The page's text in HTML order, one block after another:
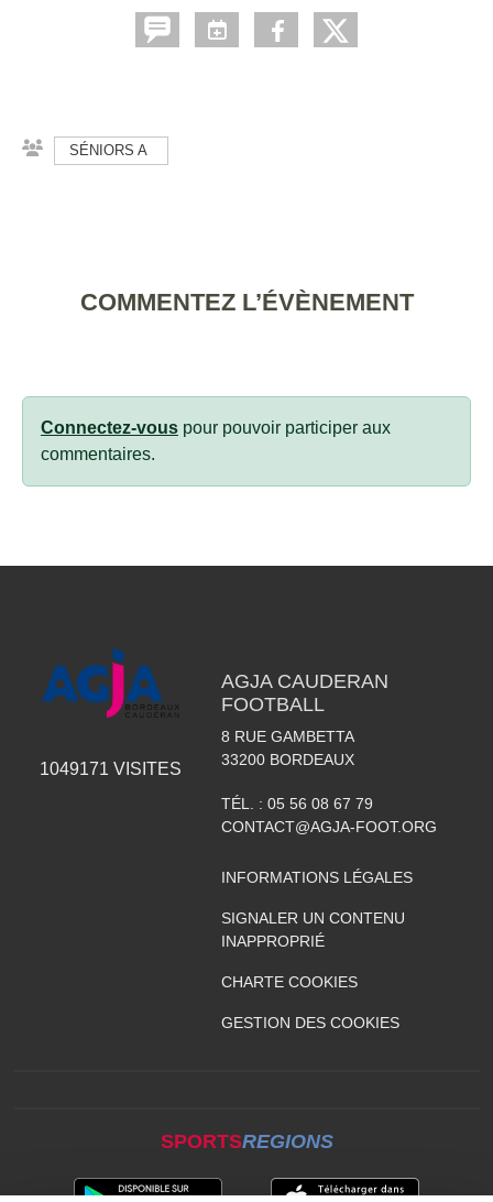
SÉNIORS A
COMMENTEZ L’ÉVÈNEMENT
Connectez-vous pour pouvoir participer aux
commentaires.
1049171 VISITES
AGJA CAUDERAN
FOOTBALL
8 RUE GAMBETTA
33200 BORDEAUX
TÉL. : 05 56 08 67 79
CONTACT@AGJA-FOOT.ORG
INFORMATIONS LÉGALES
SIGNALER UN CONTENU
INAPPROPRIÉ
CHARTE COOKIES
GESTION DES COOKIES
SPORTSREGIONS